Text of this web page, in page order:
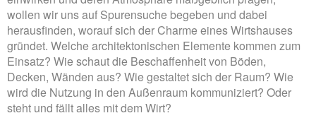
wollen wir uns auf Spurensuche begeben und dabei
herausfinden, worauf sich der Charme eines Wirtshauses
gründet. Welche architektonischen Elemente kommen zum
Einsatz? Wie schaut die Beschaffenheit von Böden,
Decken, Wänden aus? Wie gestaltet sich der Raum? Wie
wird die Nutzung in den Außenraum kommuniziert? Oder
steht und fällt alles mit dem Wirt?